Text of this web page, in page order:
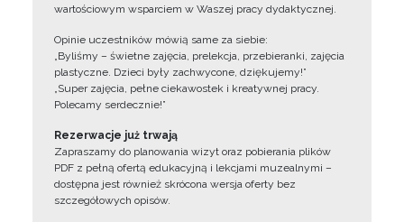
wartościowym wsparciem w Waszej pracy dydaktycznej.
Opinie uczestników mówią same za siebie:
„Byliśmy – świetne zajęcia, prelekcja, przebieranki, zajęcia
plastyczne. Dzieci były zachwycone, dziękujemy!”
„Super zajęcia, pełne ciekawostek i kreatywnej pracy.
Polecamy serdecznie!”
Rezerwacje już trwają
Zapraszamy do planowania wizyt oraz pobierania plików
PDF z pełną ofertą edukacyjną i lekcjami muzealnymi –
dostępna jest również skrócona wersja oferty bez
szczegółowych opisów.